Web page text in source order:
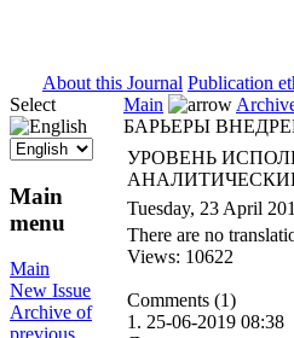
About this Journal Publication
Select
Main
menu
Main
New Issue
Archive of
Main
БАРЬЕРЫ
УРОВЕНЬ
Tuesday, 23 April
There are no
Views: 10622
Comments (1)
1. 25-06-2019 08:38